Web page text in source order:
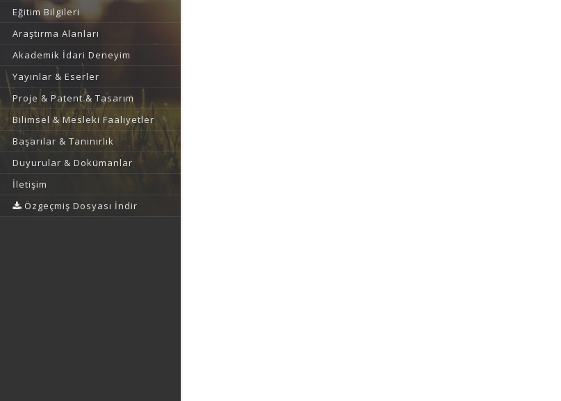
Eğitim Bilgileri
Araştırma Alanları
Akademik İdari Deneyim
Yayınlar & Eserler
Proje & Patent & Tasarım
Bilimsel & Mesleki Faaliyetler
Başarılar & Tanınırlık
Duyurular & Dokümanlar
İletişim
Özgeçmiş Dosyası İndir